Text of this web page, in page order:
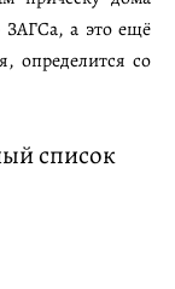
ЗАГСа, а это ещё
определится со
список